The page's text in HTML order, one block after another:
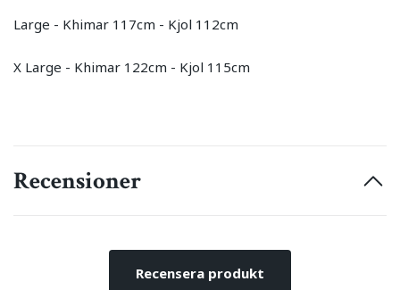
Large - Khimar 117cm - Kjol 112cm
X Large - Khimar 122cm - Kjol 115cm
Recensioner
Recensera produkt